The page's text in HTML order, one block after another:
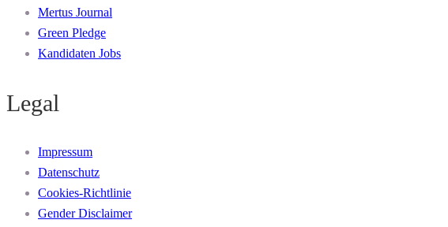
Mertus Journal
Green Pledge
Kandidaten Jobs
Legal
Impressum
Datenschutz
Cookies-Richtlinie
Gender Disclaimer